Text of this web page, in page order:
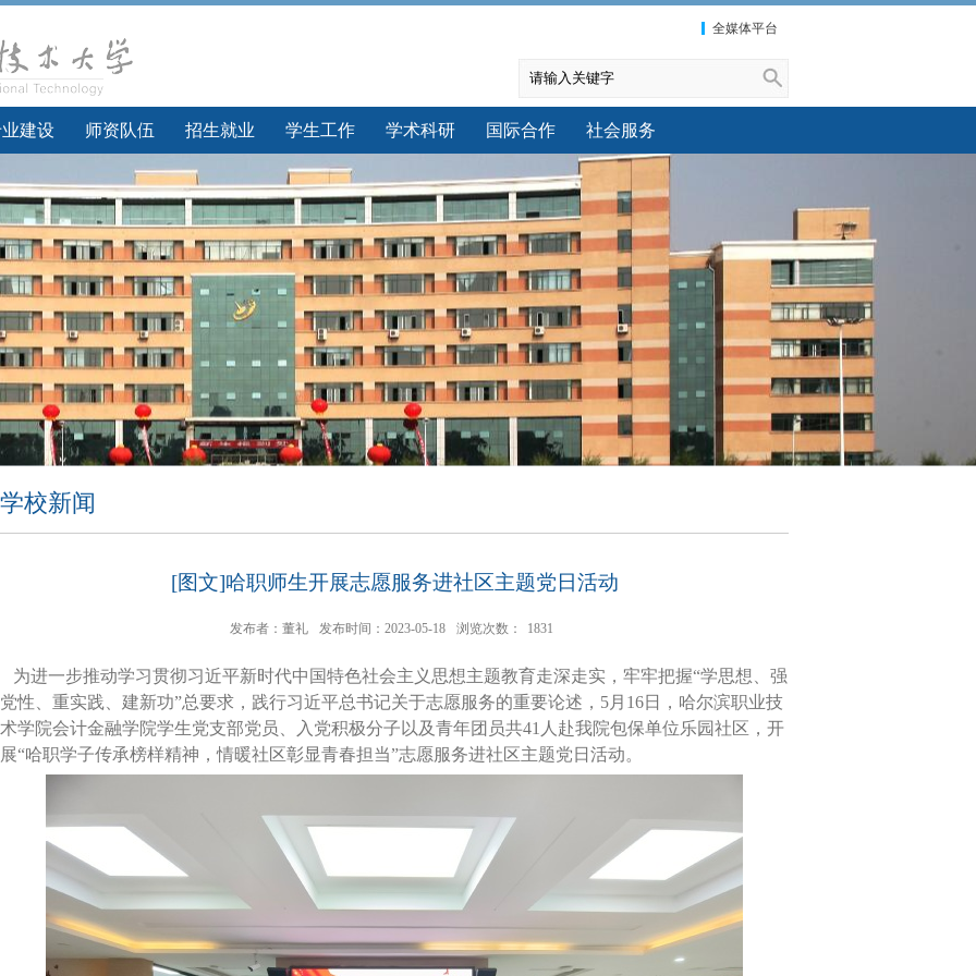
全媒体平台
建设 师资队伍 招生就业 学生工作 学术科研 国际合作 社会服务
学校新闻
[图文]哈职师生开展志愿服务进社区主题党日活动
发布者：董礼 发布时间：2023-05-18 浏览次数： 1831
为进一步推动学习贯彻习近平新时代中国特色社会主义思想主题教育走深走实，牢牢把握“学思想、强
党性、重实践、建新功”总要求，践行习近平总书记关于志愿服务的重要论述，5月16日，哈尔滨职业技
术学院会计金融学院学生党支部党员、入党积极分子以及青年团员共41人赴我院包保单位乐园社区，开
展“哈职学子传承榜样精神，情暖社区彰显青春担当”志愿服务进社区主题党日活动。